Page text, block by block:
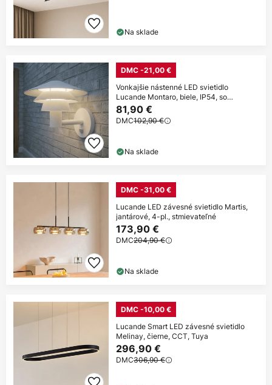
Na sklade
DMC -21,00 €
Vonkajšie nástenné LED svietidlo
Lucande Montaro, biele, IP54, so
senzorom
81,90 €
DMC102,90 €
Na sklade
DMC -31,00 €
Lucande LED závesné svietidlo Martis,
jantárové, 4-pl., stmievateľné
173,90 €
DMC204,90 €
Na sklade
DMC -10,00 €
Lucande Smart LED závesné svietidlo
Melinay, čierne, CCT, Tuya
296,90 €
DMC306,90 €